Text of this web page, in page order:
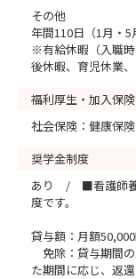
その他
年間110日（1月・
※有給休暇（入職
後休暇、育児休業
福利厚生・加入保
社会保険：健康保
奨学金制度
あり / ■看護師養
度です。
貸与額：月額
免除：貸与期間
た期間に応じ、返